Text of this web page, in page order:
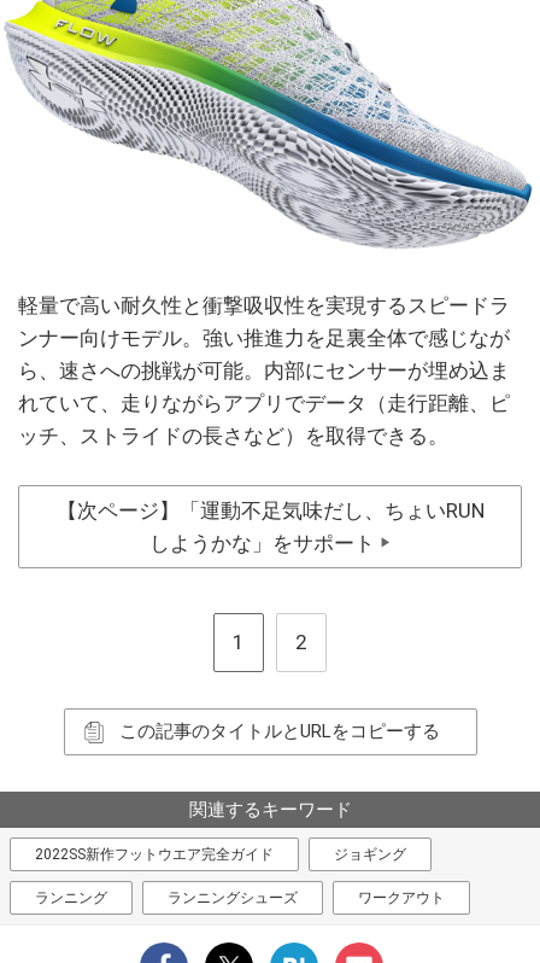
軽量で高い耐久性と衝撃吸収性を実現するスピードラ
ンナー向けモデル。強い推進力を足裏全体で感じなが
ら、速さへの挑戦が可能。内部にセンサーが埋め込ま
れていて、走りながらアプリでデータ（走行距離、ピ
ッチ、ストライドの長さなど）を取得できる。
【次ページ】「運動不足気味だし、ちょいRUN
しようかな」をサポート
▶
1 2
この記事のタイトルとURLをコピーする
関連するキーワード
2022SS新作フットウエア完全ガイド ジョギング
ランニング ランニングシューズ ワークアウト